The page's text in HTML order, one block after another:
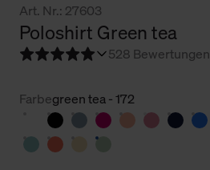
Art. Nr.: 27603
Poloshirt Green tea
528 Bewertungen
Farbegreen tea - 172